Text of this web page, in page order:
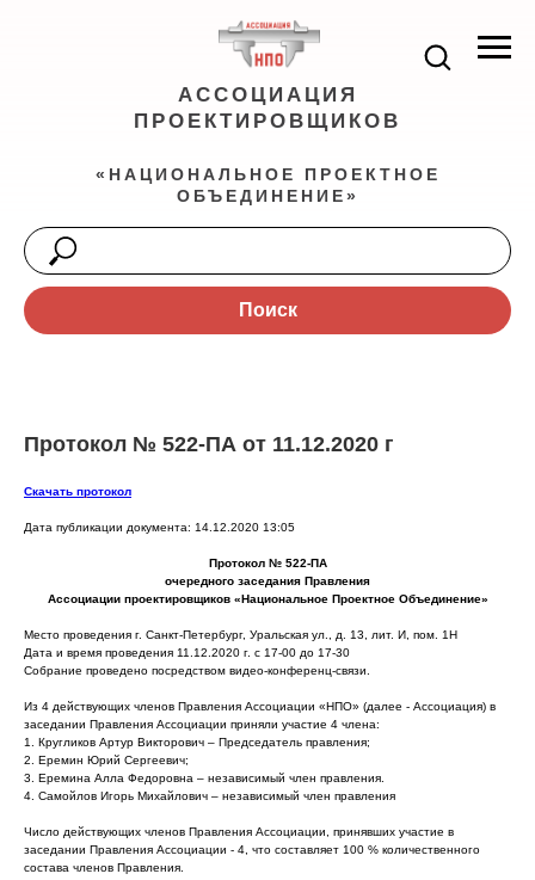
АССОЦИАЦИЯ
ПРОЕКТИРОВЩИКОВ
«НАЦИОНАЛЬНОЕ ПРОЕКТНОЕ
ОБЪЕДИНЕНИЕ»
Поиск
Протокол № 522-ПА от 11.12.2020 г
Скачать протокол
Дата публикации документа: 14.12.2020 13:05
Протокол № 522-ПА
очередного заседания Правления
Ассоциации проектировщиков «Национальное Проектное Объединение»
Место проведения г. Санкт-Петербург, Уральская ул., д. 13, лит. И, пом. 1Н
Дата и время проведения 11.12.2020 г. с 17-00 до 17-30
Собрание проведено посредством видео-конференц-связи.
Из 4 действующих членов Правления Ассоциации «НПО» (далее - Ассоциация) в
заседании Правления Ассоциации приняли участие 4 члена:
1. Кругликов Артур Викторович – Председатель правления;
2. Еремин Юрий Сергеевич;
3. Еремина Алла Федоровна – независимый член правления.
4. Самойлов Игорь Михайлович – независимый член правления
Число действующих членов Правления Ассоциации, принявших участие в
заседании Правления Ассоциации - 4, что составляет 100 % количественного
состава членов Правления.